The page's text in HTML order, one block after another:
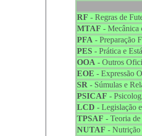
RF - Regras de
MTAF - Mecânica
PFA - Preparação
PES - Prática e
OOA - Outros
EOE - Expressão
SR - Súmulas e
PSICAF -
LCD - Legislação
TPSAF - Teoria
NUTAF - Nutrição